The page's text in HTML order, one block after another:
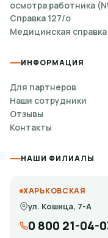
осмотра работника
Справка 127/о
Медицинская
ИНФОРМАЦИЯ
Для партнеров
Наши сотрудники
Отзывы
Контакты
НАШИ ФИЛИАЛЫ
ХАРЬКОВСКАЯ
ул. Кошица, 7-А
0 800 21-04-